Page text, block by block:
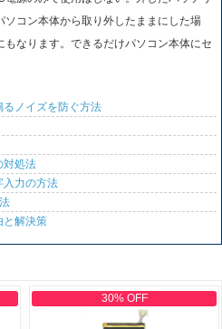
ソコン本体から取り外したままにした場
なります。できるだけパソコン本体にセ
ノイズを防ぐ方法
対処法
入力の方法
と解決策
30% OFF